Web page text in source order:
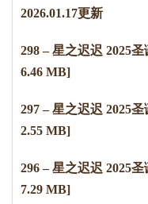
2026.01.17更新
298 – 星之迟迟 2025
6.46 MB]
297 – 星之迟迟 2025
2.55 MB]
296 – 星之迟迟 2025
7.29 MB]